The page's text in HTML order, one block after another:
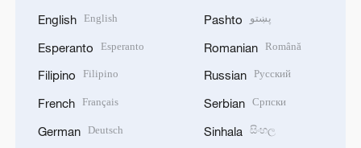
English English
Esperanto Esperanto
Filipino Filipino
French Français
German Deutsch
Pashto پښتو
Romanian Română
Russian Русский
Serbian Српски
Sinhala සිංහල